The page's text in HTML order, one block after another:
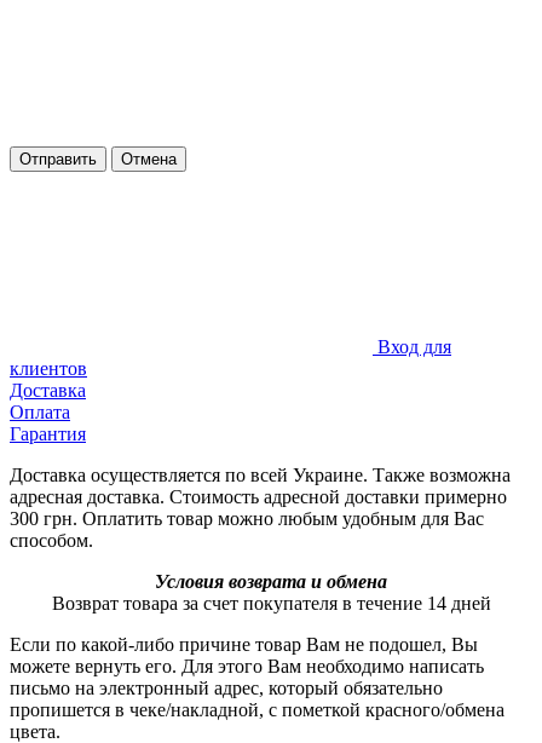
Отправить Отмена
Вход для
клиентов
Доставка
Оплата
Гарантия
Доставка осуществляется по всей Украине. Также возможна
адресная доставка. Стоимость адресной доставки примерно
300 грн. Оплатить товар можно любым удобным для Вас
способом.
Условия возврата и обмена
Возврат товара за счет покупателя в течение 14 дней
Если по какой-либо причине товар Вам не подошел, Вы
можете вернуть его. Для этого Вам необходимо написать
письмо на электронный адрес, который обязательно
пропишется в чеке/накладной, с пометкой красного/обмена
цвета.